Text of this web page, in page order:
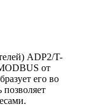
ADP2/T-
от
его во